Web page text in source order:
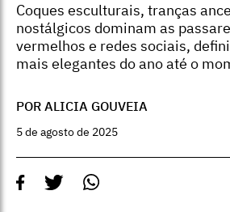
Coques esculturais, tranças
nostálgicos dominam as
vermelhos e redes sociais,
mais elegantes do ano até o
POR ALICIA GOUVEIA
5 de agosto de 2025